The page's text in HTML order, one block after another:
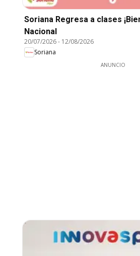
Soriana Regresa a clases
Nacional
20/07/2026- 12/08/2026
Soriana
ANUNCIO